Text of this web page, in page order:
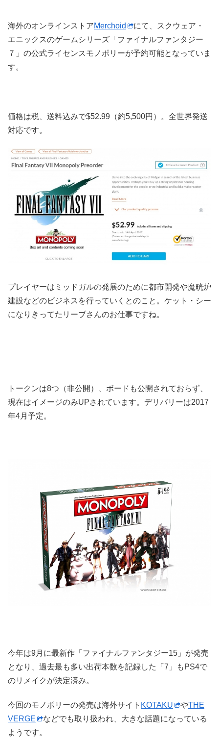
海外のオンラインストアMerchoid
にて、スクウェア・
エニックスのゲームシリーズ「ファイナルファンタジー
７」の公式ライセンスモノポリーが予約可能となっていま
す。
価格は税、送料込みで$52.99（約5,500円）。全世界発送
対応です。
プレイヤーはミッドガルの発展のために都市開発や魔晄炉
建設などのビジネスを行っていくとのこと。ケット・シー
になりきってたリーブさんのお仕事ですね。
トークンは8つ（非公開）、ボードも公開されておらず、
現在はイメージのみUPされています。デリバリーは2017
年4月予定。
今年は9月に最新作「ファイナルファンタジー15」が発売
となり、過去最も多い出荷本数を記録した「7」もPS4で
のリメイクが決定済み。
今回のモノポリーの発売は海外サイト KOTAKU やTHE
VERGE
などでも取り扱われ、大きな話題になっている
ようです。